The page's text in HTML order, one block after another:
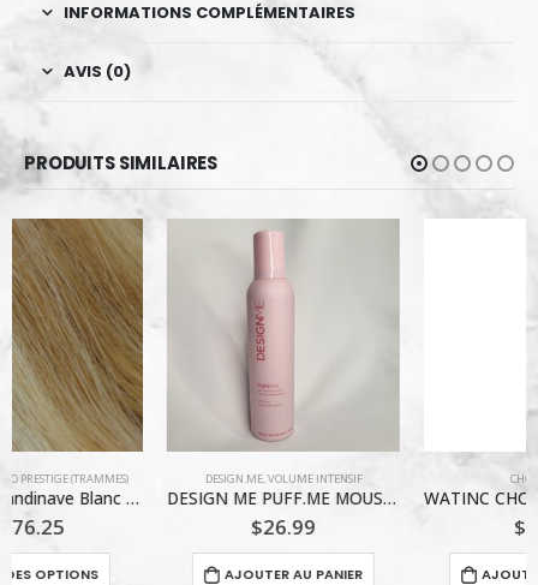
INFORMATIONS COMPLÉMENTAIRES
AVIS (0)
PRODUITS SIMILAIRES
sur la page du produit
DESIGN.ME,VOLUME INTENSIF
DESIGN ME PUFF.ME MOUSSE VOLUMISANTE 250ML
AJOUTER AU PANIER
WATINC CHOUCHOU / #29 VERT LIME ALICIA
AJOUTER AU PANIER